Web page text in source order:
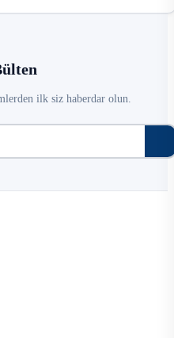
ilk siz haberdar olun.